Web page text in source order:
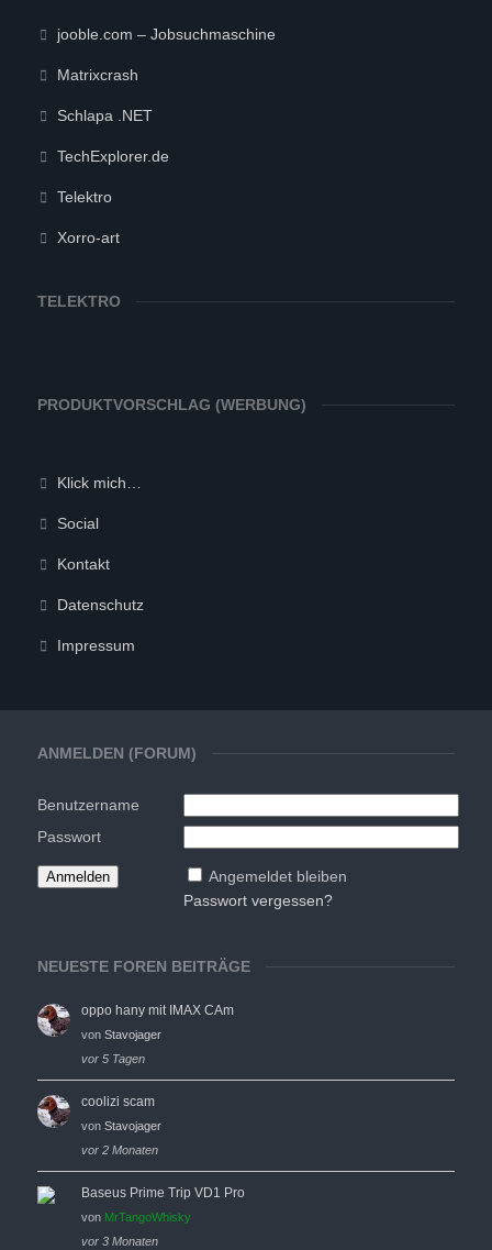
ANMELDEN (FORUM)
Benutzername
Passwort
Angemeldet bleiben
Passwort vergessen?
NEUESTE FOREN BEITRÄGE
oppo hany mit IMAX CAm
von Stavojager
vor 5 Tagen
coolizi scam
von Stavojager
vor 2 Monaten
Baseus Prime Trip VD1 Pro
von MrTangoWhisky
vor 3 Monaten
jooble.com – Jobsuchmaschine
Matrixcrash
Schlapa .NET
TechExplorer.de
Telektro
Xorro-art
TELEKTRO
PRODUKTVORSCHLAG (WERBUNG)
Klick mich…
Social
Kontakt
Datenschutz
Impressum